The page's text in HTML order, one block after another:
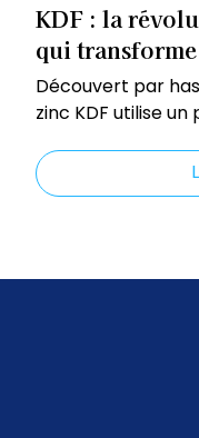
KDF : la
qui
Découvert par
zinc KDF utilise
métaux lourds et
prolonge la